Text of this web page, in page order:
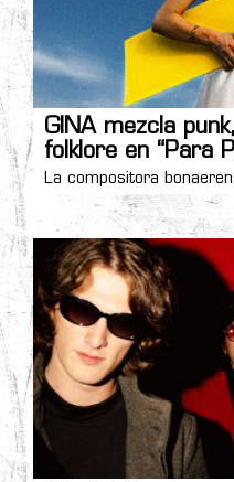
GINA mezcla
folklore en “Para
La compositora